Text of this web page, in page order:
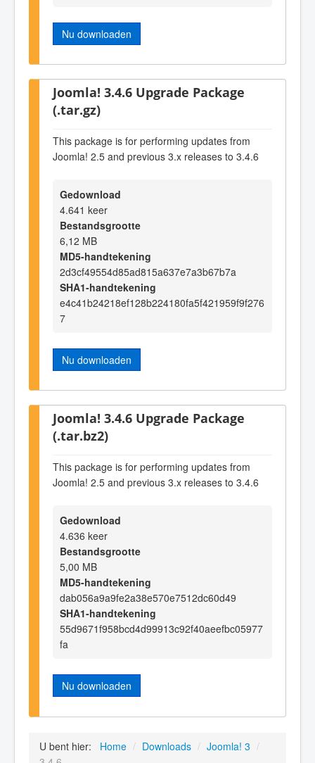
Nu downloaden
Joomla! 3.4.6 Upgrade Package
(.tar.gz)
This package is for performing updates from
Joomla! 2.5 and previous 3.x releases to 3.4.6
Gedownload
4.641 keer
Bestandsgrootte
6,12 MB
MD5-handtekening
2d3cf49554d85ad815a637e7a3b67b7a
SHA1-handtekening
e4c41b24218ef128b224180fa5f421959f9f276
7
Nu downloaden
Joomla! 3.4.6 Upgrade Package
(.tar.bz2)
This package is for performing updates from
Joomla! 2.5 and previous 3.x releases to 3.4.6
Gedownload
4.636 keer
Bestandsgrootte
5,00 MB
MD5-handtekening
dab056a9a9fe2a38e570e7512dc60d49
SHA1-handtekening
55d9671f958bcd4d99913c92f40aeefbc05977
fa
Nu downloaden
U bent hier: Home / Downloads / Joomla! 3 /